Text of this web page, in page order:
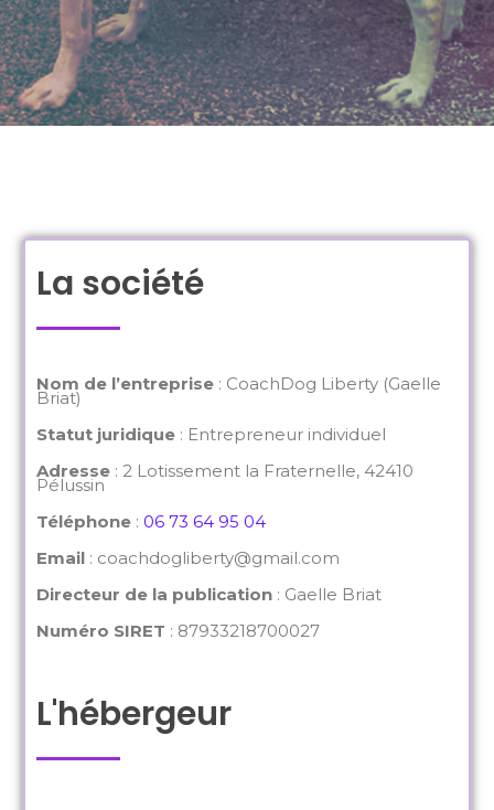
La société
Nom de l’entreprise : CoachDog Liberty (Gaelle
Briat)
Statut juridique : Entrepreneur individuel
Adresse : 2 Lotissement la Fraternelle, 42410
Pélussin
Téléphone :06 73 64 95 04
Email : coachdogliberty@gmail.com
Directeur de la publication : Gaelle Briat
Numéro SIRET : 87933218700027
L'hébergeur